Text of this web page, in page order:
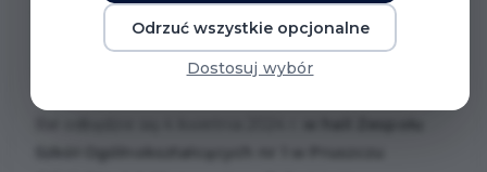
imienia i nazwiska mieszkańca. Uwaga! Liczba
zaproszeń jest ograniczona – łącznie do wydania
posiadamy 300 zaproszeń.
Odrzuć wszystkie opcjonalne
Dostosuj wybór